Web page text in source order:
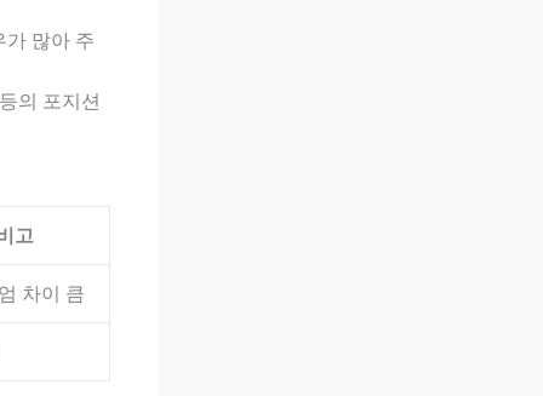
많아 주
의 포지션
고
차이 큼